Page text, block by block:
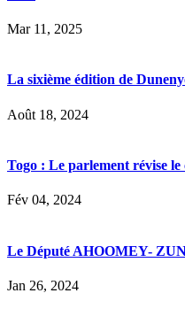
Mar 11, 2025
La sixième édition de
Août 18, 2024
Togo : Le parlement révise le
Fév 04, 2024
Le Député AHOOMEY-
Jan 26, 2024